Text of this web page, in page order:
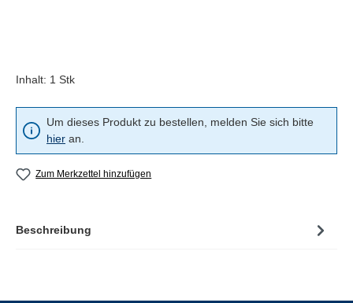
Inhalt: 1 Stk
Um dieses Produkt zu bestellen, melden Sie sich bitte
hier an.
Zum Merkzettel hinzufügen
Beschreibung